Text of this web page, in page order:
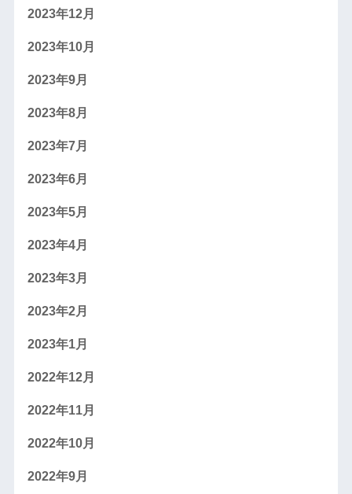
2023年12月
2023年10月
2023年9月
2023年8月
2023年7月
2023年6月
2023年5月
2023年4月
2023年3月
2023年2月
2023年1月
2022年12月
2022年11月
2022年10月
2022年9月